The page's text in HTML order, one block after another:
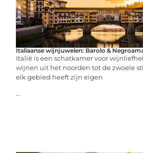
Italiaanse wijnjuwelen: Barolo &
Italië is een schatkamer voor
wijnen uit het noorden tot de zwoele
elk gebied heeft zijn eigen
...